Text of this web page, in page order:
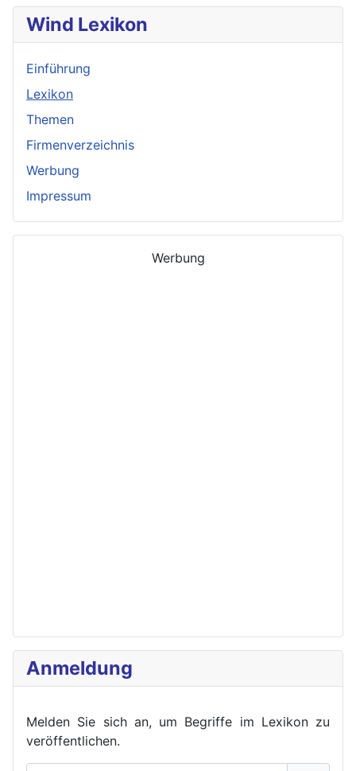
Wind Lexikon
Einführung
Lexikon
Themen
Firmenverzeichnis
Werbung
Impressum
Werbung
Anmeldung
Melden Sie sich an, um Begriffe im Lexikon zu
veröffentlichen.